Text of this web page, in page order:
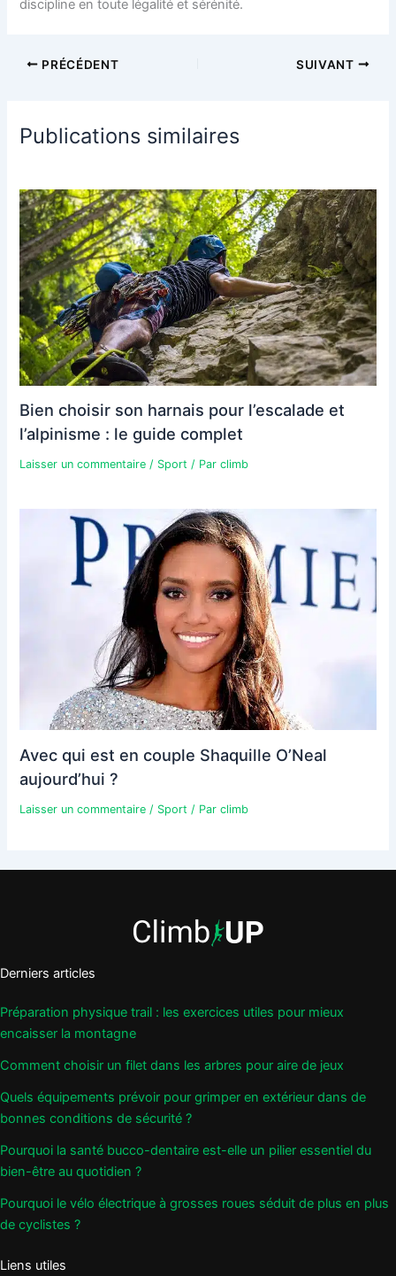
discipline en toute légalité et sérénité.
PRÉCÉDENT SUIVANT
Publications similaires
Bien choisir son harnais pour l’escalade et
l’alpinisme : le guide complet
Laisser un commentaire / Sport / Parclimb
Avec qui est en couple Shaquille O’Neal
aujourd’hui ?
Laisser un commentaire / Sport / Parclimb
Derniers articles
Préparation physique trail : les exercices utiles pour mieux
encaisser la montagne
Comment choisir un filet dans les arbres pour aire de jeux
Quels équipements prévoir pour grimper en extérieur dans de
bonnes conditions de sécurité ?
Pourquoi la santé bucco-dentaire est-elle un pilier essentiel du
bien-être au quotidien ?
Pourquoi le vélo électrique à grosses roues séduit de plus en plus
de cyclistes ?
Liens utiles